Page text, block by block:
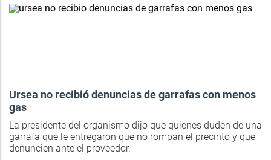
Ursea no recibió denuncias de garrafas con menos
gas
La presidente del organismo dijo que quienes duden de una
garrafa que le entregaron que no rompan el precinto y que
denuncien ante el proveedor.